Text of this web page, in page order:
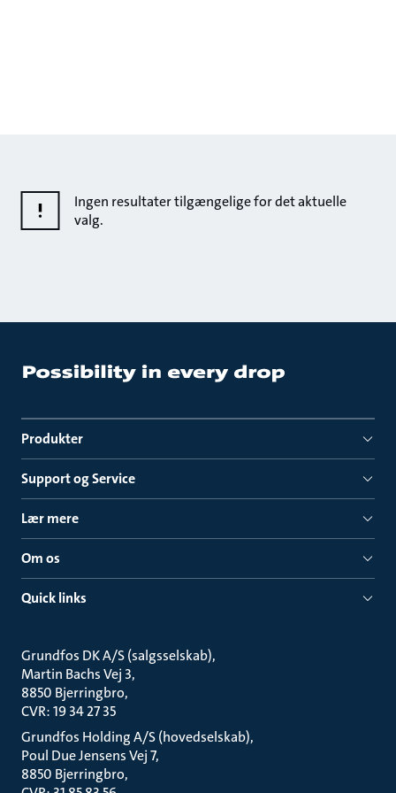
Ingen resultater tilgængelige for det aktuelle
valg.
Produkter
Support og Service
Lær mere
Om os
Quick links
Grundfos DK A/S (salgsselskab)
Martin Bachs Vej 3
8850 Bjerringbro
CVR: 19 34 27 35
Grundfos Holding A/S (hovedselskab)
Poul Due Jensens Vej 7
8850 Bjerringbro